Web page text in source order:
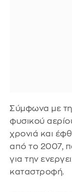
Σύμφωνα με
φυσικού
χρονιά και
από το 2007,
για την
καταστροφή.